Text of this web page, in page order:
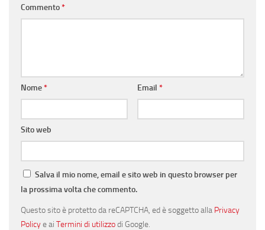
Commento*
Nome* Email *
Sito web
Salva il mio nome, email e sito web in questo browser per
la prossima volta che commento.
Questo sito è protetto da reCAPTCHA, ed è soggetto alla Privacy
Policye ai Termini di utilizzodi Google.